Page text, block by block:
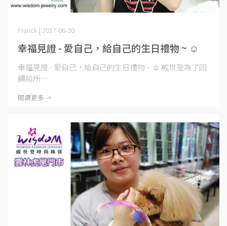
幸福見證 - 愛自己，給自己的生日禮物 ~ ☺
Franck | 2017-06-20
幸福見證 - 愛自己，給自己的生日禮物 ~ ☺ 威世登為了回
饋給所⋯
閱讀更多 ->